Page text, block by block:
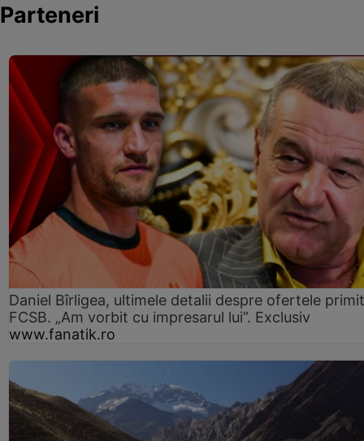
Parteneri
Daniel Bîrligea, ultimele detalii despre ofertele
FCSB. „Am vorbit cu impresarul lui”. Exclusiv
www.fanatik.ro